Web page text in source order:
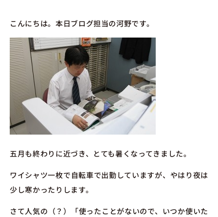
こんにちは。本日ブログ担当の河野です。
五月も終わりに近づき、とても暑くなってきました。
ワイシャツ一枚で自転車で出勤していますが、やはり夜は
少し寒かったりします。
さて人気の（？）「使ったことがないので、いつか使いた